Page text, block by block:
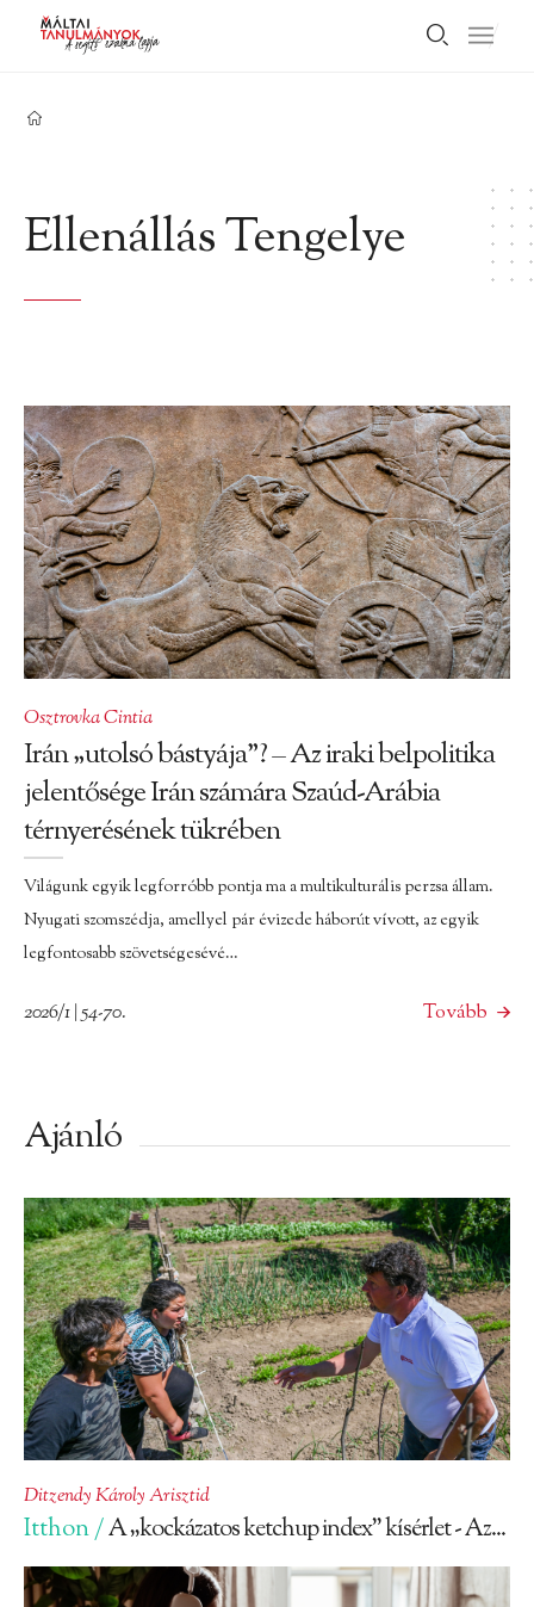
Ellenállás Tengelye
Osztrovka Cintia
Irán „utolsó bástyája”? – Az iraki belpolitika
jelentősége Irán számára Szaúd-Arábia
térnyerésének tükrében
Világunk egyik legforróbb pontja ma a multikulturális perzsa állam.
Nyugati szomszédja, amellyel pár évizede háborút vívott, az egyik
legfontosabb szövetségesévé…
2026/1 | 54-70. Tovább
Ajánló
Ditzendy Károly Arisztid
Itthon /A „kockázatos ketchup index” kísérlet - Az...